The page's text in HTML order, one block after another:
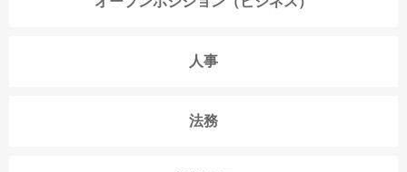
人事
法務